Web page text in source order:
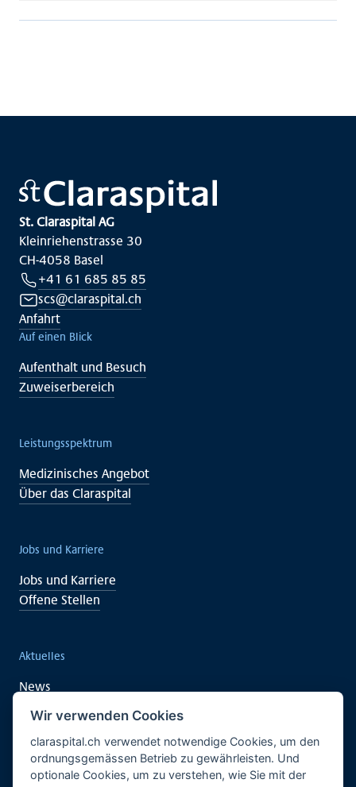
St. Claraspital AG
Kleinriehenstrasse 30
CH-4058 Basel
+41 61 685 85 85
scs@claraspital.ch
Anfahrt
Auf einen Blick
Aufenthalt und Besuch
Zuweiserbereich
Leistungsspektrum
Medizinisches Angebot
Über das Claraspital
Jobs und Karriere
Jobs und Karriere
Offene Stellen
Aktuelles
News
Veranstaltungen
Unterstützen auch Sie
Wir verwenden Cookies
claraspital.ch verwendet notwendige Cookies, um den
ordnungsgemässen Betrieb zu gewährleisten. Und
optionale Cookies, um zu verstehen, wie Sie mit der